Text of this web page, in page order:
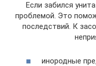
Если забился
проблемой. Это
последствий. К
инородные